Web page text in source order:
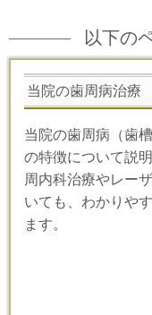
以下の
当院の歯周病治療
当院の歯周病（歯
の特徴について説
周内科治療やレー
いても、わかりや
ます。